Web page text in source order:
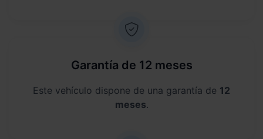
Garantía de 12 meses
Este vehículo dispone de una garantía de 12
meses.